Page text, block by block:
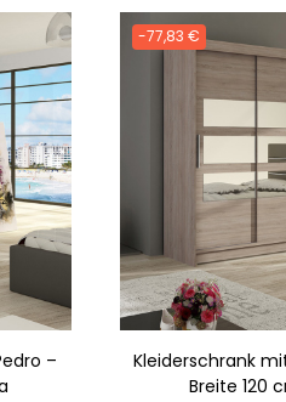
–
-77,83 €
Kleiderschrank
Breite 120